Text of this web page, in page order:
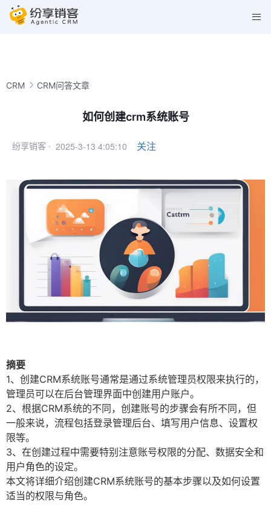
CRM CRM问答文章
如何创建crm系统账号
纷享销客 · 2025-3-13 4:05:10 关注
摘要
1、创建CRM系统账号通常是通过系统管理员权限来执行的，
管理员可以在后台管理界面中创建用户账户。
2、根据CRM系统的不同，创建账号的步骤会有所不同，但
一般来说，流程包括登录管理后台、填写用户信息、设置权
限等。
3、在创建过程中需要特别注意账号权限的分配、数据安全和
用户角色的设定。
本文将详细介绍创建CRM系统账号的基本步骤以及如何设置
适当的权限与角色。